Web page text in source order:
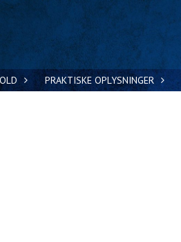
PRAKTISKE OPLYSNINGER